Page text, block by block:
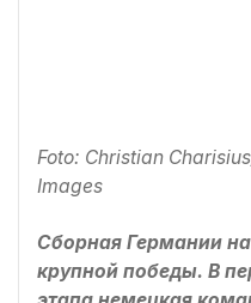
Foto: Christian
Images
Сборная Германии
крупной победы. В